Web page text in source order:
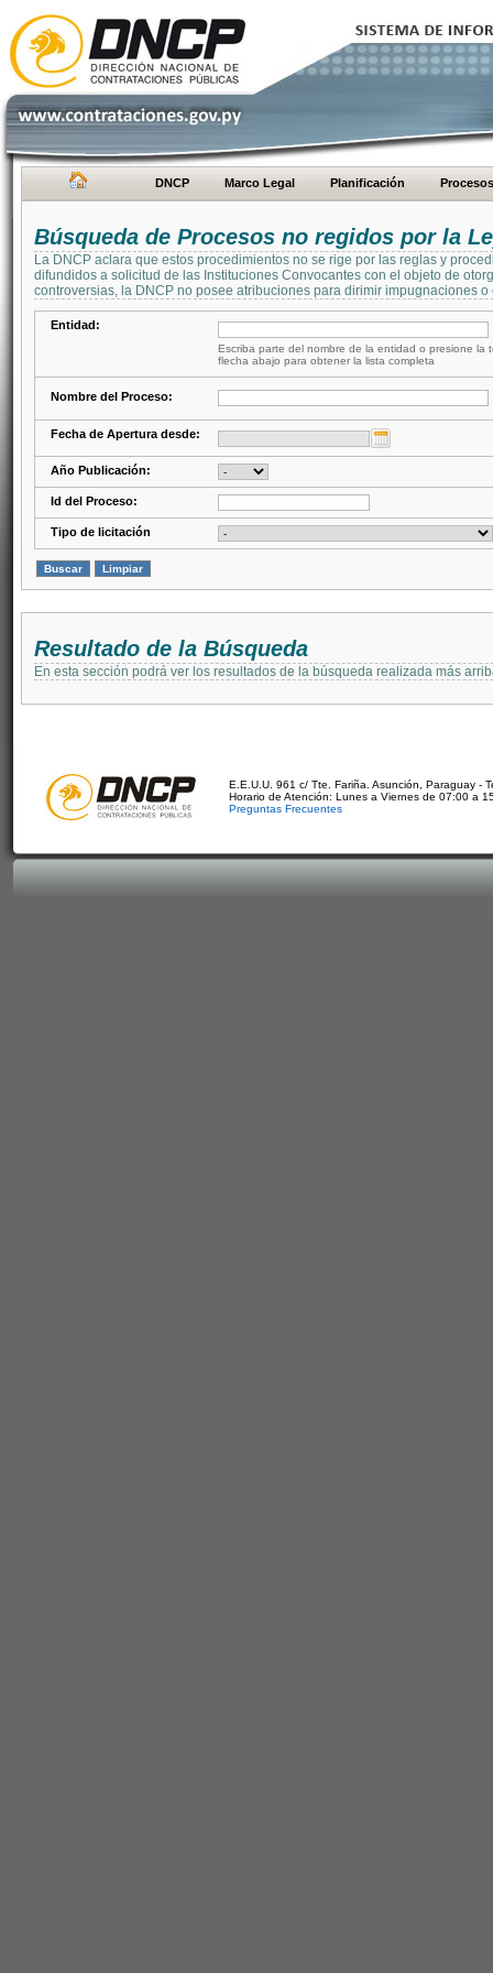
DNCP Marco Legal Planificación Procesos
Búsqueda de Procesos no regidos por la
La DNCP aclara que estos procedimientos no se rige por las reglas y
difundidos a solicitud de las Instituciones Convocantes con el objeto de
controversias, la DNCP no posee atribuciones para dirimir impugnaciones
Entidad:
Escriba parte del nombre de la entidad o presione la
flecha abajo para obtener la lista completa
Nombre del Proceso:
Fecha de Apertura desde:
Año Publicación:
Id del Proceso:
Tipo de licitación
Resultado de la Búsqueda
En esta sección podrá ver los resultados de la búsqueda realizada más
E.E.U.U. 961 c/ Tte. Fariña. Asunción, Paraguay -
Horario de Atención: Lunes a Viernes de 07:00 a
Preguntas Frecuentes